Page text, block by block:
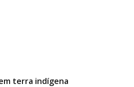
terra indígena